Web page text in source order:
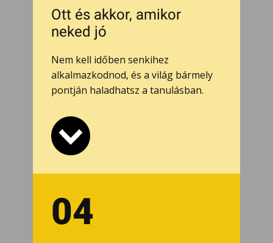
Ott és akkor, amikor
neked jó
Nem kell időben senkihez
alkalmazkodnod, és a világ bármely
pontján haladhatsz a tanulásban.
04